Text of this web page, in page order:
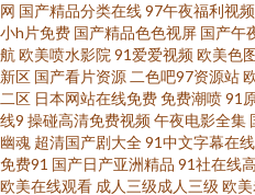
91黄色链接 伊人99福利在线 伊人在
视频 日韩中文字幕成人 欧美肏区 欧美
网 国产精品久久一区 www射射射 91
自拍论坛 91超碰爱 午夜剧场操操操 人
网 国产精品分类在线97午夜福利视频
小h片免费 国产精品色色视屏 国产午
航 欧美喷水影院 91爱爱视频欧美色
新区 国产看片资源 二色吧97资源站
二区 日本网站在线免费免费潮喷91
线9 操碰高清免费视频午夜电影全集
幽魂 超清国产剧大全91中文字幕在线
免费91 国产日产亚洲精品 91社在线
欧美在线观看 成人三级成人三级 欧